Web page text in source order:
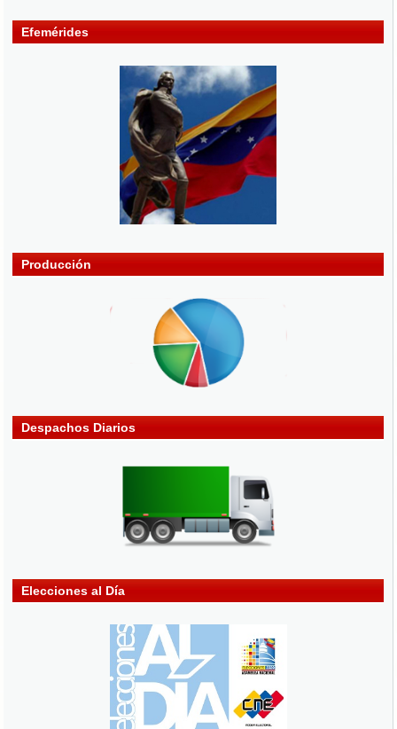
Efemérides
Producción
Despachos Diarios
Elecciones al Día